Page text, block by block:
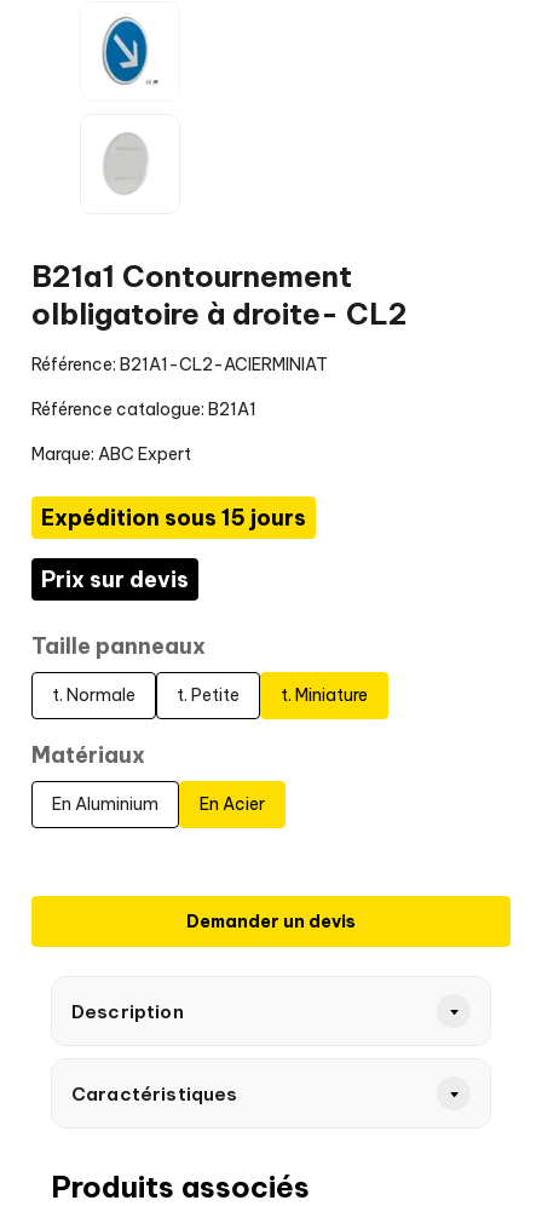
B21a1 Contournement
olbligatoire à droite- CL2
Référence: B21A1-CL2-ACIERMINIAT
Référence catalogue: B21A1
Marque: ABC Expert
Expédition sous 15 jours
Prix sur devis
Taille panneaux
t. Normale t. Petite t. Miniature
Matériaux
En Aluminium En Acier
Demander un devis
Description
Caractéristiques
Produits associés